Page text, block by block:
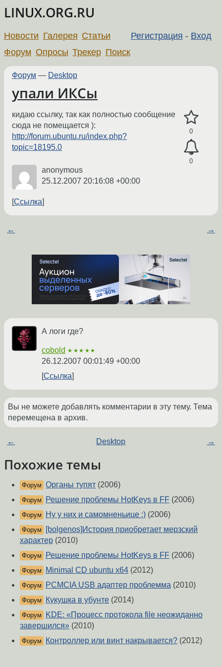
LINUX.ORG.RU
Регистрация - Вход
Новости Галерея Статьи
Форум Опросы Трекер Поиск
Форум — Desktop
упали ИКСы
0
0
кидаю ссылку, так как полностью сообщение
сюда не помещается ):
http://forum.ubuntu.ru/index.php?
topic=18195.0
anonymous
25.12.2007 20:16:08 +00:00
Ссылка
← →
А логи где?
cobold ★★★★★
26.12.2007 00:01:49 +00:00
Ссылка
Вы не можете добавлять комментарии в эту тему. Тема
перемещена в архив.
← Desktop →
Похожие темы
Форум Органы тупят (2006)
Форум Решение проблемы HotKeys в FF (2006)
Форум Ну у них и самомненьице :) (2006)
Форум
[bolgenos]История приобретает мерзский
характер (2010)
Форум Решение проблемы HotKeys в FF (2006)
Форум Minimal CD ubuntu x64 (2012)
Форум PCMCIA USB адаптер проблемма (2010)
Форум Кукушка в убунте (2014)
Форум
KDE: «Процесс протокола file неожиданно
завершился» (2010)
Форум Контроллер или винт накрывается? (2012)